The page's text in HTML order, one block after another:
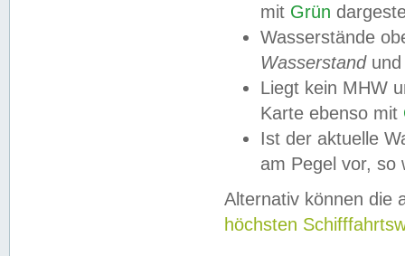
mit Grün
Wasserstände
Wasserstandund
Liegt kein MHW
Karte ebenso mit
Ist der aktuelle
am Pegel vor,
Alternativ können die
höchsten